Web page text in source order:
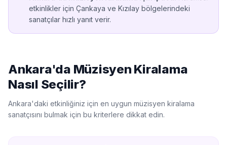
etkinlikler için Çankaya ve Kızılay bölgelerindeki
sanatçılar hızlı yanıt verir.
Ankara'da Müzisyen Kiralama
Nasıl Seçilir?
Ankara'daki etkinliğiniz için en uygun müzisyen kiralama
sanatçısını bulmak için bu kriterlere dikkat edin.